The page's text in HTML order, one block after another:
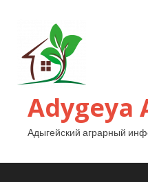
Adygeya
Адыгейский аграрный